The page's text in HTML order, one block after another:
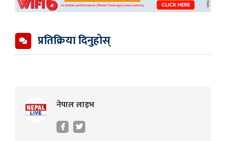
प्रतिक्रिया दिनुहोस्
नेपाल लाइभ